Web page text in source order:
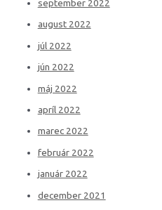
september 2022
august 2022
júl 2022
jún 2022
máj 2022
apríl 2022
marec 2022
február 2022
január 2022
december 2021